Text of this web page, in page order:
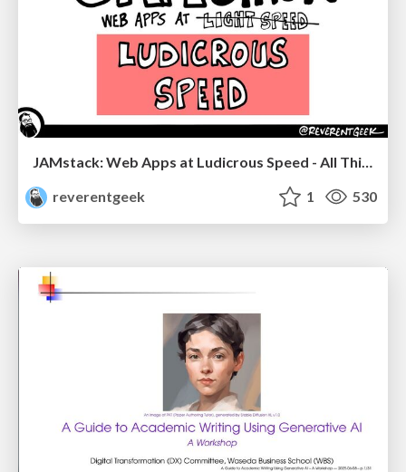
reverentgeek
1 530